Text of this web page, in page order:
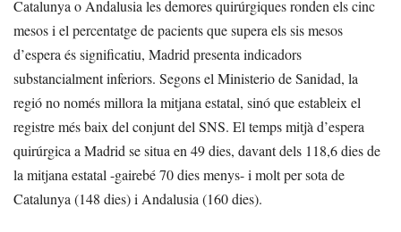
Catalunya o Andalusia les demores quirúrgiques ronden els cinc
mesos i el percentatge de pacients que supera els sis mesos
d’espera és significatiu, Madrid presenta indicadors
substancialment inferiors. Segons el Ministerio de Sanidad, la
regió no només millora la mitjana estatal, sinó que estableix el
registre més baix del conjunt del SNS. El temps mitjà d’espera
quirúrgica a Madrid se situa en 49 dies, davant dels 118,6 dies de
la mitjana estatal -gairebé 70 dies menys- i molt per sota de
Catalunya (148 dies) i Andalusia (160 dies).